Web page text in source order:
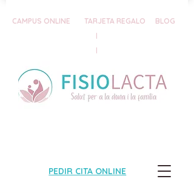
PEDIR CITA ONLINE
CAMPUS ONLINE TARJETA REGALO BLOG